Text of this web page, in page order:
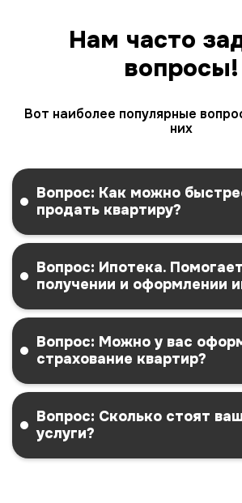
Нам часто
вопросы!
Вот наиболее популярные
них
Вопрос: Как можно
продать квартиру?
Вопрос: Ипотека.
получении и оформлении
Вопрос: Можно у вас
страхование квартир?
Вопрос: Сколько стоят
услуги?